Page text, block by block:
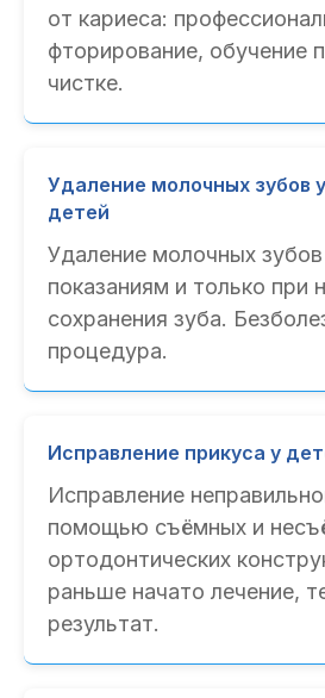
от кариеса:
фторирование, обучение
чистке.
Удаление молочных зубов у
детей
Удаление молочных
показаниям и только при
сохранения зуба.
процедура.
Исправление прикуса у
Исправление
помощью съёмных и
ортодонтических
раньше начато лечение,
результат.